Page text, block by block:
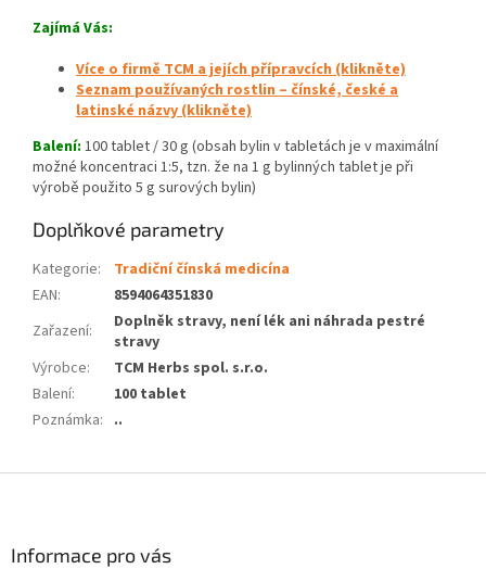
Zajímá Vás:
Více o firmě TCM a jejích přípravcích (klikněte)
Seznam používaných rostlin – čínské, české a
latinské názvy (klikněte)
Balení: 100 tablet / 30 g (obsah bylin v tabletách je v maximální
možné koncentraci 1:5, tzn. že na 1 g bylinných tablet je při
výrobě použito 5 g surových bylin)
Doplňkové parametry
Kategorie:
Tradiční čínská medicína
EAN:
8594064351830
Zařazení:
Doplněk stravy, není lék ani náhrada pestré
stravy
Výrobce:
TCM Herbs spol. s.r.o.
Balení:
100 tablet
Poznámka: ..
Informace pro vás